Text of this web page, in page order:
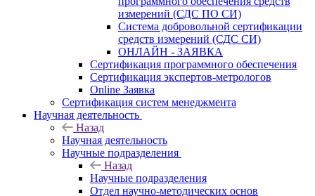
измерений (СДС ПО СИ)
Система добровольной сертификации
средств измерений (СДС СИ)
ОНЛАЙН - ЗАЯВКА
Сертификация программного обеспечения
Сертификация экспертов-метрологов
Online Заявка
Сертификация систем менеджмента
Научная деятельность
Назад
Научная деятельность
Научные подразделения
Назад
Научные подразделения
Отдел научно-методических основ